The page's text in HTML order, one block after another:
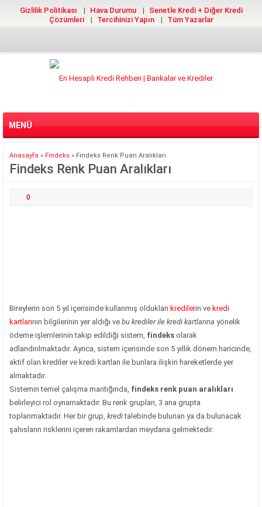
Gizlilik Politikası Hava Durumu
Senetle Kredi + Diğer Kredi
Çözümleri
Tercihinizi Yapın Tüm Yazarlar
MENÜ
Anasayfa » Findeks » Findeks Renk Puan Aralıkları
Findeks Renk Puan Aralıkları
0
Bireylerin son 5 yıl içerisinde kullanmış oldukları kredilerin ve kredi
kartlarının bilgilerinin yer aldığı ve bu krediler ile kredi kartlarına yönelik
ödeme işlemlerinin takip edildiği sistem, findeks olarak
adlandırılmaktadır. Ayrıca, sistem içerisinde son 5 yıllık dönem haricinde,
aktif olan krediler ve kredi kartları ile bunlara ilişkin hareketlerde yer
almaktadır.
Sistemin temel çalışma mantığında, findeks renk puan aralıkları
belirleyici rol oynamaktadır. Bu renk grupları, 3 ana grupta
toplanmaktadır. Her bir grup, kreditalebinde bulunan ya da bulunacak
şahısların risklerini içeren rakamlardan meydana gelmektedir.